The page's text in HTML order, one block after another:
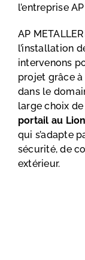
l’entreprise
AP
l’installation
intervenons
projet grâce à
dans le
large choix
portail au
qui s’adapte
sécurité, de
extérieur.